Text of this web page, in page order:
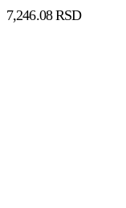
7,246.08RSD